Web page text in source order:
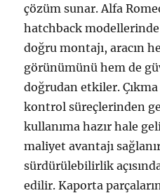
çözüm sunar. Alfa
hatchback
doğru montajı, aracın
görünümünü hem de
doğrudan etkiler.
kontrol süreçlerinden
kullanıma hazır hale
maliyet avantajı
sürdürülebilirlik
edilir. Kaporta